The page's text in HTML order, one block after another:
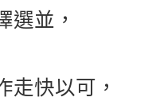
選並，
走快以可，